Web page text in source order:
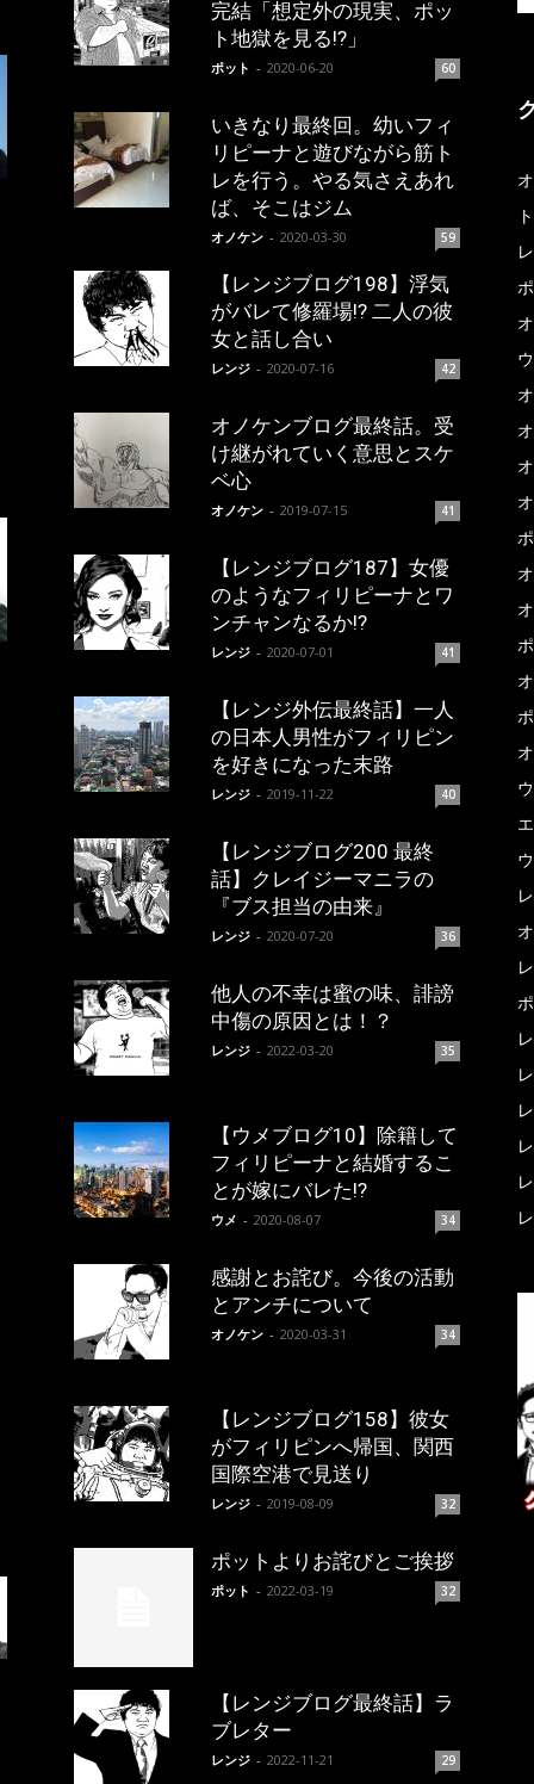
完結「想定外の現実、ポッ
ト地獄を見る!?」
ポット - 2020-06-20 60
いきなり最終回。幼いフィ
リピーナと遊びながら筋ト
レを行う。やる気さえあれ
ば、そこはジム
オノケン - 2020-03-30 59
【レンジブログ198】浮気
がバレて修羅場!? 二人の彼
女と話し合い
レンジ - 2020-07-16 42
オノケンブログ最終話。受
け継がれていく意思とスケ
ベ心
オノケン - 2019-07-15 41
【レンジブログ187】女優
のようなフィリピーナとワ
ンチャンなるか!?
レンジ - 2020-07-01 41
【レンジ外伝最終話】一人
の日本人男性がフィリピン
を好きになった末路
レンジ - 2019-11-22 40
【レンジブログ200 最終
話】クレイジーマニラの
『ブス担当の由来』
レンジ - 2020-07-20 36
他人の不幸は蜜の味、誹謗
中傷の原因とは！？
レンジ - 2022-03-20 35
【ウメブログ10】除籍して
フィリピーナと結婚するこ
とが嫁にバレた!?
ウメ - 2020-08-07 34
感謝とお詫び。今後の活動
とアンチについて
オノケン - 2020-03-31 34
【レンジブログ158】彼女
がフィリピンへ帰国、関西
国際空港で見送り
レンジ - 2019-08-09 32
ポットよりお詫びとご挨拶
ポット - 2022-03-19 32
【レンジブログ最終話】ラ
ブレター
レンジ - 2022-11-21 29